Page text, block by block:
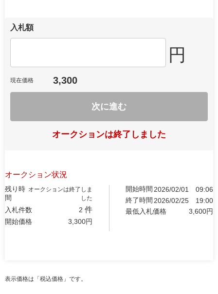
入札額
円
現在価格 3,300
次に進む
オークションは終了しました
オークション状況
残り時
間
オークションは終了しま
した
入札件数 2 件
開始価格 3,300円
開始時間 2026/02/01
09:06
終了時間 2026/02/25
19:00
最低入札価格
3,600円
表示価格は「税込価格」です。